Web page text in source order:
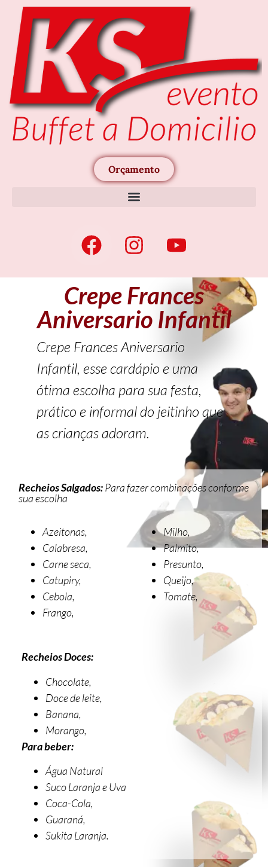
Orçamento
Crepe Frances
Aniversario Infantil
Crepe Frances Aniversario
Infantil, esse cardápio e uma
ótima escolha para sua festa,
prático e informal do jeitinho que
as crianças adoram.
Recheios Salgados:Para fazer combinações conforme
sua escolha
Azeitonas,
Calabresa,
Carne seca,
Catupiry,
Cebola,
Frango,
Milho,
Palmito,
Presunto,
Queijo,
Tomate,
Recheios Doces:
Chocolate,
Doce de leite,
Banana,
Morango,
Para beber:
Água Natural
Suco Laranja e Uva
Coca-Cola,
Guaraná,
Sukita Laranja.